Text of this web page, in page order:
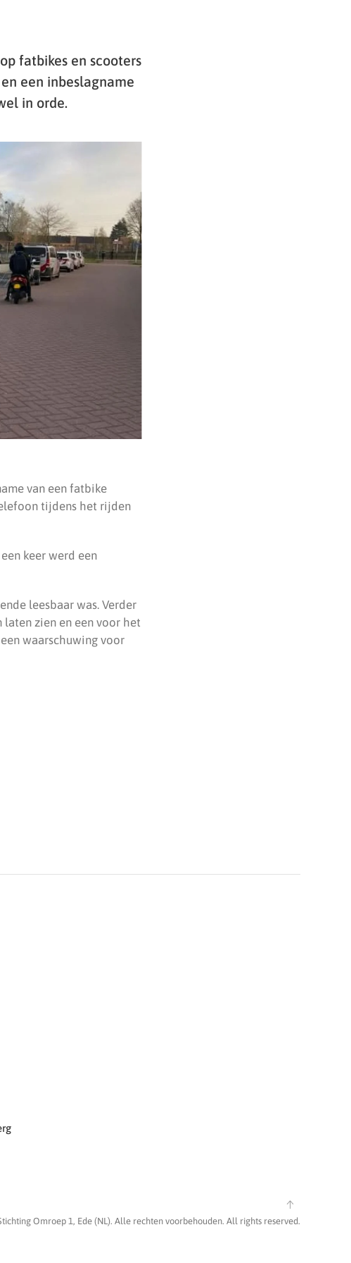
fatbikes en scooters
een inbeslagname
in orde.
van een fatbike
tijdens het rijden
keer werd een
leesbaar was. Verder
zien en een voor het
waarschuwing voor
Omroep 1, Ede (NL). Alle rechten voorbehouden. All rights reserved.